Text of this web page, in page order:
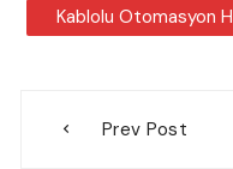
Kablolu Otomasyon
gezinmesi
Prev Post